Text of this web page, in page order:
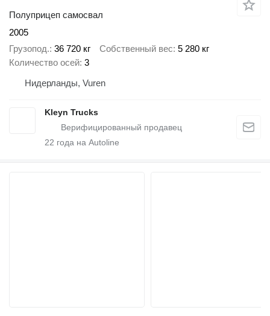
Полуприцеп самосвал
2005
Грузопод. 36 720 кг Собственный вес 5 280 кг
Количество осей 3
Нидерланды, Vuren
Kleyn Trucks
22 года на Autoline